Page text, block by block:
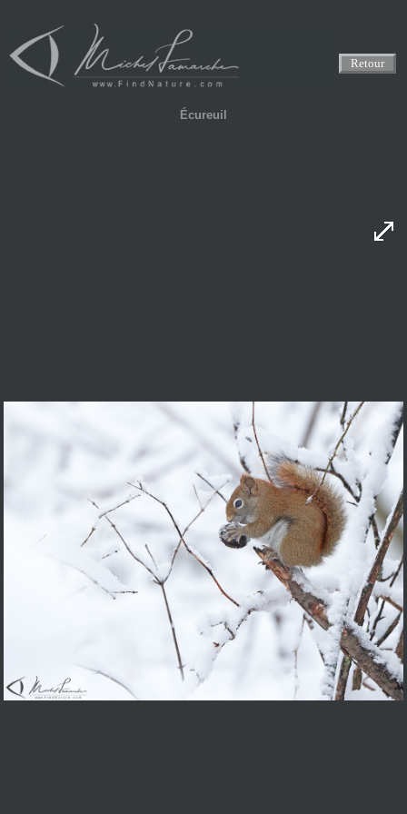
Retour
Écureuil